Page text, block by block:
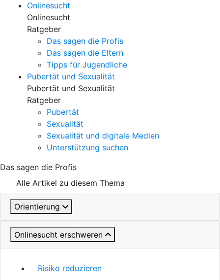
Onlinesucht
Onlinesucht
Ratgeber
Das sagen die Profis
Das sagen die Eltern
Tipps für Jugendliche
Pubertät und Sexualität
Pubertät und Sexualität
Ratgeber
Pubertät
Sexualität
Sexualität und digitale Medien
Unterstützung suchen
Das sagen die Profis
Alle Artikel zu diesem Thema
Orientierung
Onlinesucht erschweren
Risiko reduzieren